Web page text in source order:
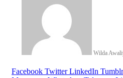
Wilda
Facebook Twitter LinkedIn Tumblr